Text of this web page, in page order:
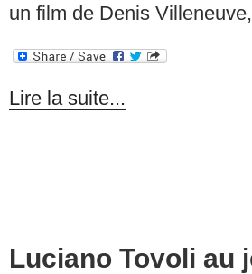
un film de Denis
Lire la suite...
Luciano Tovoli au